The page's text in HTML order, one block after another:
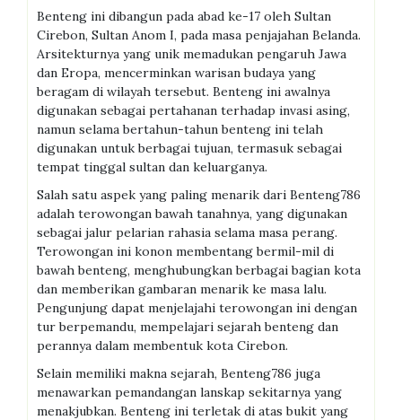
Benteng ini dibangun pada abad ke-17 oleh Sultan
Cirebon, Sultan Anom I, pada masa penjajahan Belanda.
Arsitekturnya yang unik memadukan pengaruh Jawa
dan Eropa, mencerminkan warisan budaya yang
beragam di wilayah tersebut. Benteng ini awalnya
digunakan sebagai pertahanan terhadap invasi asing,
namun selama bertahun-tahun benteng ini telah
digunakan untuk berbagai tujuan, termasuk sebagai
tempat tinggal sultan dan keluarganya.
Salah satu aspek yang paling menarik dari Benteng786
adalah terowongan bawah tanahnya, yang digunakan
sebagai jalur pelarian rahasia selama masa perang.
Terowongan ini konon membentang bermil-mil di
bawah benteng, menghubungkan berbagai bagian kota
dan memberikan gambaran menarik ke masa lalu.
Pengunjung dapat menjelajahi terowongan ini dengan
tur berpemandu, mempelajari sejarah benteng dan
perannya dalam membentuk kota Cirebon.
Selain memiliki makna sejarah, Benteng786 juga
menawarkan pemandangan lanskap sekitarnya yang
menakjubkan. Benteng ini terletak di atas bukit yang